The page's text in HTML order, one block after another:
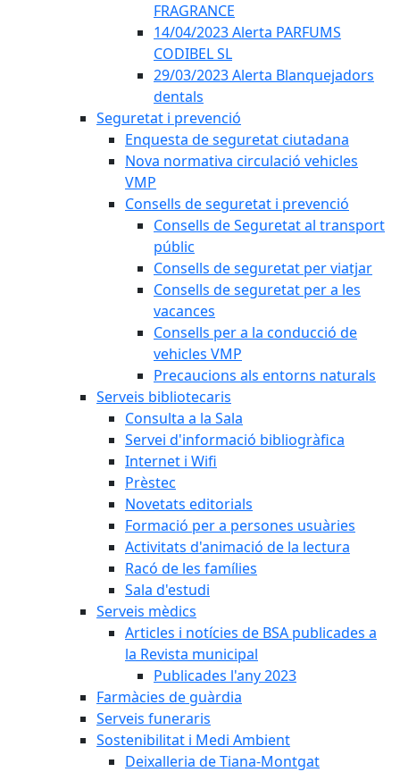
FRAGRANCE
14/04/2023 Alerta PARFUMS
CODIBEL SL
29/03/2023 Alerta Blanquejadors
dentals
Seguretat i prevenció
Enquesta de seguretat ciutadana
Nova normativa circulació vehicles
VMP
Consells de seguretat i prevenció
Consells de Seguretat al transport
públic
Consells de seguretat per viatjar
Consells de seguretat per a les
vacances
Consells per a la conducció de
vehicles VMP
Precaucions als entorns naturals
Serveis bibliotecaris
Consulta a la Sala
Servei d'informació bibliogràfica
Internet i Wifi
Prèstec
Novetats editorials
Formació per a persones usuàries
Activitats d'animació de la lectura
Racó de les famílies
Sala d'estudi
Serveis mèdics
Articles i notícies de BSA publicades a
la Revista municipal
Publicades l'any 2023
Farmàcies de guàrdia
Serveis funeraris
Sostenibilitat i Medi Ambient
Deixalleria de Tiana-Montgat